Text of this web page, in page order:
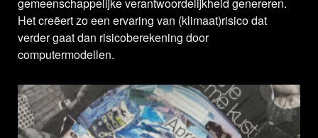
Het creëert zo een ervaring van (klimaat)risico dat
verder gaat dan risicoberekening door
computermodellen.